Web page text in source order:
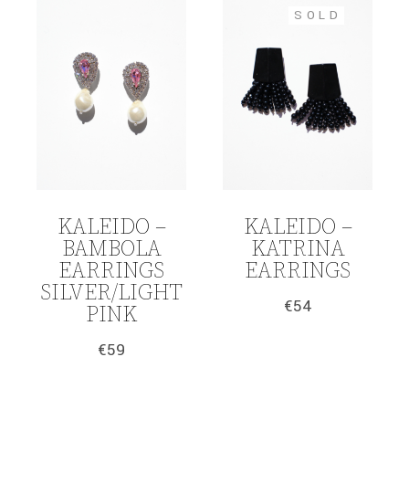
KALEIDO –
BAMBOLA
EARRINGS
SILVER/LIGHT
PINK
€59
SOLD
KALEIDO –
KATRINA
EARRINGS
€54